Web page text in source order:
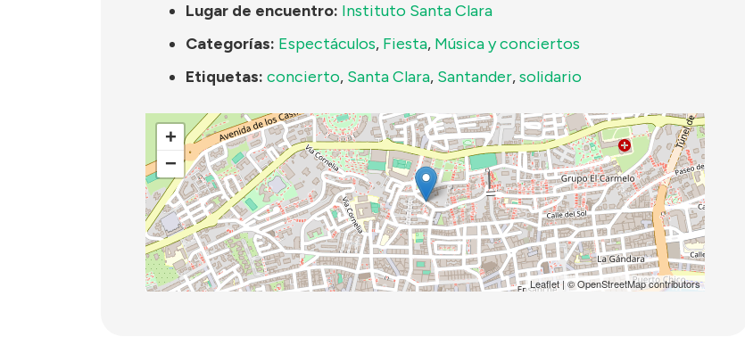
Lugar de encuentro: Instituto Santa Clara
Categorías: Espectáculos, Fiesta, Música y conciertos
Etiquetas: concierto, Santa Clara, Santander,solidario
+
−
Leaflet| ©OpenStreetMapcontributors